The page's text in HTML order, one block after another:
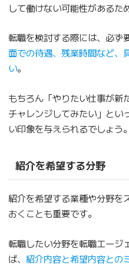
して働けない可能性があるた
転職を検討する際には、必ず
面での待遇、残業時間など、
い。
もちろん「やりたい仕事が新
チャレンジしてみたい」とい
い印象を与えられるでしょう。
紹介を希望する分野
紹介を希望する業種や分野を
おくことも重要です。
転職したい分野を転職エージ
ば、 紹介内容と希望内容との